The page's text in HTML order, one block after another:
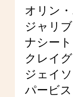
オリン
ジャリ
ナシー
クレイ
ジェイ
パービ